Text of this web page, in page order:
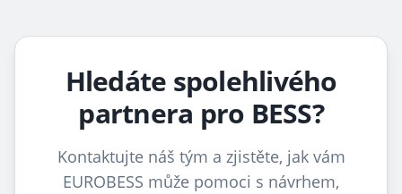
Hledáte spolehlivého
partnera pro BESS?
Kontaktujte náš tým a zjistěte, jak vám
EUROBESS může pomoci s návrhem,